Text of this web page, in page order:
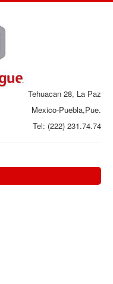
Tehuacan 28, La Paz
Mexico-Puebla,Pue.
Tel: (222) 231.74.74